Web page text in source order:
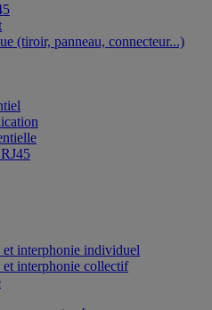
(tiroir, panneau, connecteur...)
interphonie individuel
interphonie collectif